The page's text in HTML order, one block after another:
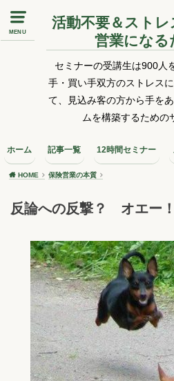
MENU
活動不要＆スト
営業になる
セミナーの受講生は900人
手・買い手双方のストレス
て、見込み客の方から手を
ムを構築するための
ホーム 記事一覧 12時間セミナー
HOME 保険営業の本質
反論への反撃？ オエー！